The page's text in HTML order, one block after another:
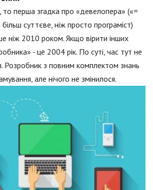
то перша згадка про «девелопера» («=
суттєве, ніж просто програміст)
ніж 2010 роком. Якщо вірити інших
- це 2004 рік. По суті, час тут не
Розробник з повним комплектом знань
але нічого не змінилося.